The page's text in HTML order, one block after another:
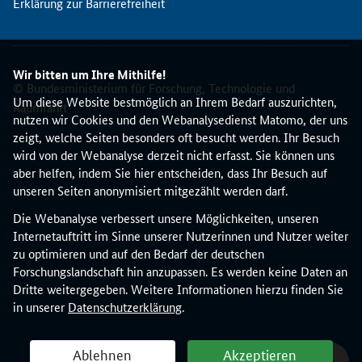
Wir bitten um Ihre Mithilfe!
Um diese Website bestmöglich an Ihrem Bedarf auszurichten,
nutzen wir Cookies und den Webanalysedienst Matomo, der uns
zeigt, welche Seiten besonders oft besucht werden. Ihr Besuch
wird von der Webanalyse derzeit nicht erfasst. Sie können uns
aber helfen, indem Sie hier entscheiden, dass Ihr Besuch auf
unseren Seiten anonymisiert mitgezählt werden darf.
Die Webanalyse verbessert unsere Möglichkeiten, unseren
Internetauftritt im Sinne unserer Nutzerinnen und Nutzer weiter
zu optimieren und auf den Bedarf der deutschen
Forschungslandschaft hin anzupassen. Es werden keine Daten an
Dritte weitergegeben. Weitere Informationen hierzu finden Sie
in unserer Datenschutzerklärung.
Ablehnen Akzeptieren
y
r
s
c
h
e
F
o
r
c
h
u
n
g
s
© Bundesministerium für Forschung, Technologie und
Raumfahrt